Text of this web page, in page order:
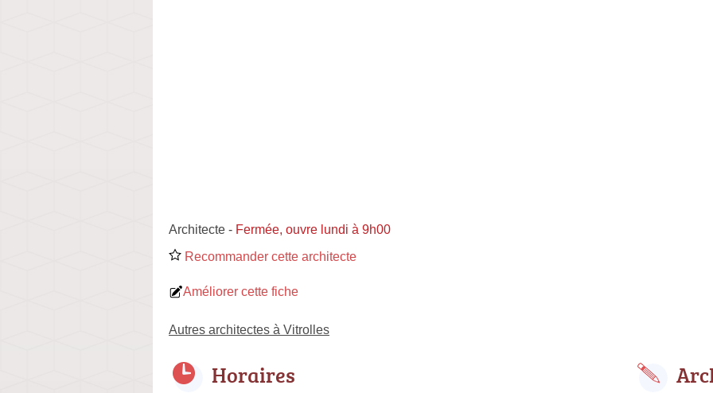
Architecte - Fermée, ouvre lundi à 9h00
Recommander cette architecte
Améliorer cette fiche
Autres architectes à Vitrolles
Horaires